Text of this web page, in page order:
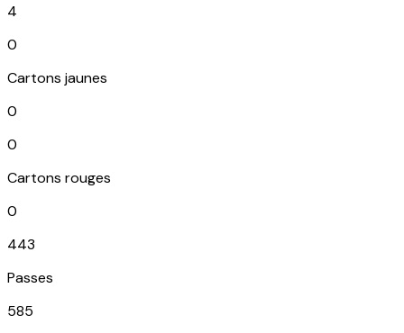
4
0
Cartons jaunes
0
0
Cartons rouges
0
443
Passes
585